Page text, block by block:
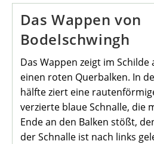
Das Wappen von
Bodelschwingh
Das Wappen zeigt im
einen roten Querbalken. In
hälfte ziert eine
verzierte blaue Schnalle, die
Ende an den Balken stößt,
der Schnalle ist nach links